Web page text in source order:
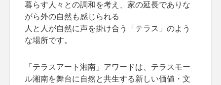
暮らす人々との調和を考え、家の延長でありな
がら外の自然も感じられる
人と人が自然に声を掛け合う「テラス」のよう
な場所です。
「テラスアート湘南」アワードは、テラスモー
ル湘南を舞台に自然と共生する新しい価値・文